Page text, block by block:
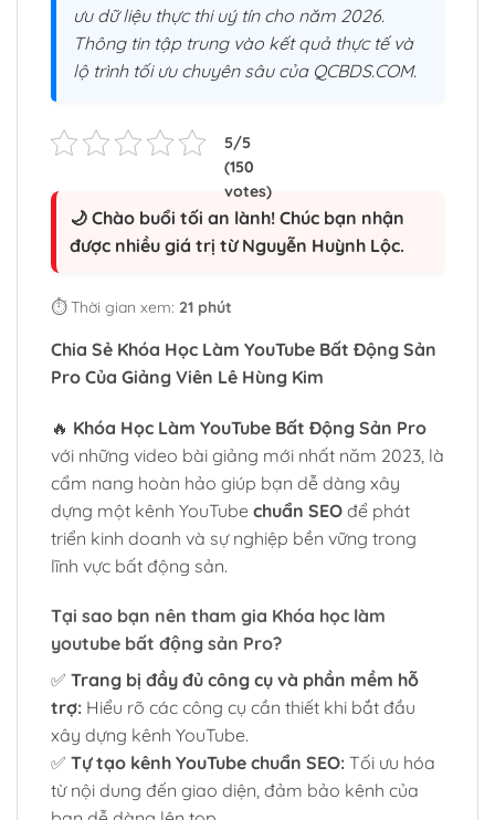
ưu dữ liệu thực thi uý tín cho năm 2026.
Thông tin tập trung vào kết quả thực tế và
lộ trình tối ưu chuyên sâu của QCBDS.COM.
🌙 Chào buổi tối an lành! Chúc bạn nhận
được nhiều giá trị từ Nguyễn Huỳnh Lộc.
⏱️ Thời gian xem: 21 phút
Chia Sẻ Khóa Học Làm YouTube Bất Động Sản
Pro Của Giảng Viên Lê Hùng Kim
🔥 Khóa Học Làm YouTube Bất Động Sản Pro
với những video bài giảng mới nhất năm 2023, là
cẩm nang hoàn hảo giúp bạn dễ dàng xây
dựng một kênh YouTube chuẩn SEO để phát
triển kinh doanh và sự nghiệp bền vững trong
lĩnh vực bất động sản.
Tại sao bạn nên tham gia Khóa học làm
youtube bất động sản Pro?
✅ Trang bị đầy đủ công cụ và phần mềm hỗ
trợ: Hiểu rõ các công cụ cần thiết khi bắt đầu
xây dựng kênh YouTube.
✅ Tự tạo kênh YouTube chuẩn SEO: Tối ưu hóa
từ nội dung đến giao diện, đảm bảo kênh của